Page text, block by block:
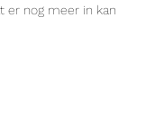
er nog meer in kan